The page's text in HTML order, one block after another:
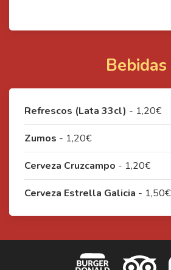
Bebidas
Refrescos (Lata 33cl) - 1,20€
Zumos - 1,20€
Cerveza Cruzcampo - 1,20€
Cerveza Estrella Galicia - 1,50€